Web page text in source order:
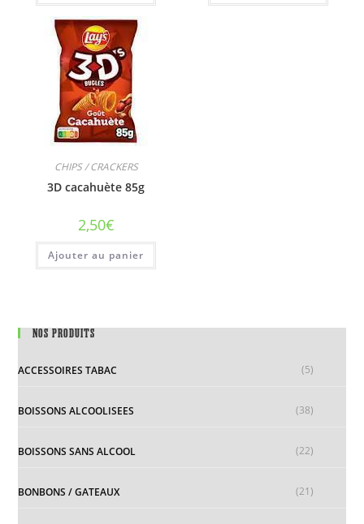
CHIPS / CRACKERS
3D cacahuète 85g
2,50€
Ajouter au panier
NOS PRODUITS
ACCESSOIRES TABAC (5)
BOISSONS ALCOOLISEES (38)
BOISSONS SANS ALCOOL (22)
BONBONS / GATEAUX (21)